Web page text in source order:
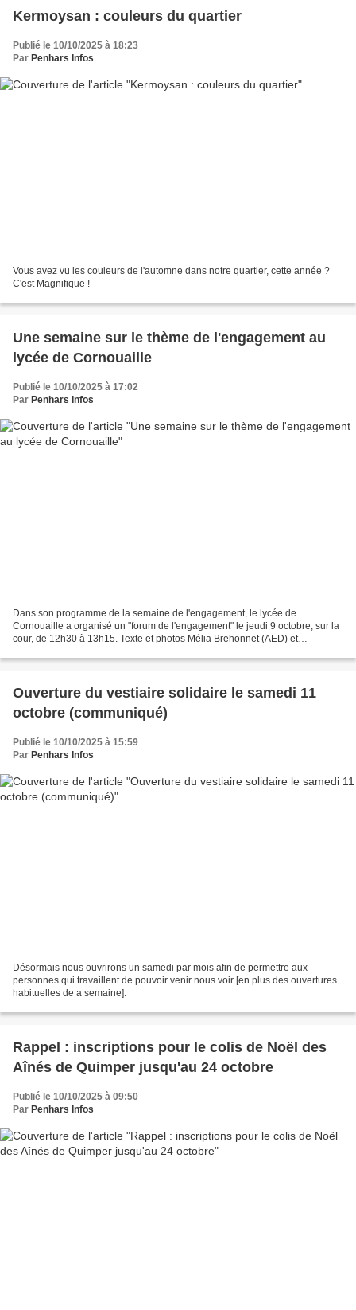
Kermoysan : couleurs du quartier
Publié le 10/10/2025 à 18:23
Par Penhars Infos
Vous avez vu les couleurs de l'automne dans notre quartier, cette année ?
C'est Magnifique !
Une semaine sur le thème de l'engagement au
lycée de Cornouaille
Publié le 10/10/2025 à 17:02
Par Penhars Infos
Dans son programme de la semaine de l'engagement, le lycée de
Cornouaille a organisé un "forum de l'engagement" le jeudi 9 octobre, sur la
cour, de 12h30 à 13h15. Texte et photos Mélia Brehonnet (AED) et
Ouverture du vestiaire solidaire le samedi 11
octobre (communiqué)
Publié le 10/10/2025 à 15:59
Par Penhars Infos
Désormais nous ouvrirons un samedi par mois afin de permettre aux
personnes qui travaillent de pouvoir venir nous voir [en plus des ouvertures
habituelles de a semaine].
Rappel : inscriptions pour le colis de Noël des
Aînés de Quimper jusqu'au 24 octobre
Publié le 10/10/2025 à 09:50
Par Penhars Infos